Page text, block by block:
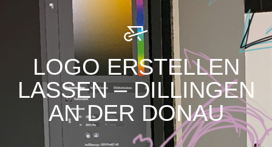
LOGO ERSTELLEN
LASSEN – DILLINGEN
AN DER DONAU